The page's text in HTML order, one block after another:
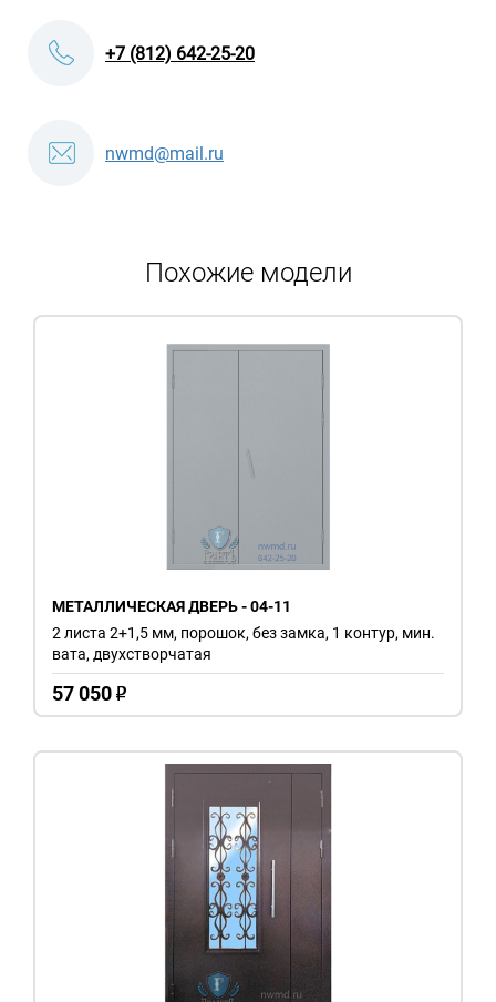
+7 (812) 642-25-20
nwmd@mail.ru
Похожие модели
МЕТАЛЛИЧЕСКАЯ ДВЕРЬ - 04-11
57 050 o
2 листа 2+1,5 мм, порошок, без замка, 1 контур, мин.
вата, двухстворчатая